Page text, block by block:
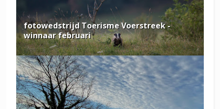
fotowedstrijd Toerisme Voerstreek -
winnaar februari